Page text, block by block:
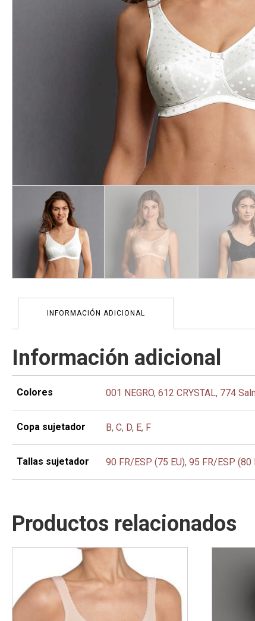
INFORMACIÓN ADICIONAL
Información adicional
Colores 001 NEGRO, 612 CRYSTAL, 774
Copa sujetador B, C, D, E, F
Tallas sujetador 90 FR/ESP (75 EU), 95 FR/ESP (80
Productos relacionados
tiene
múltiples